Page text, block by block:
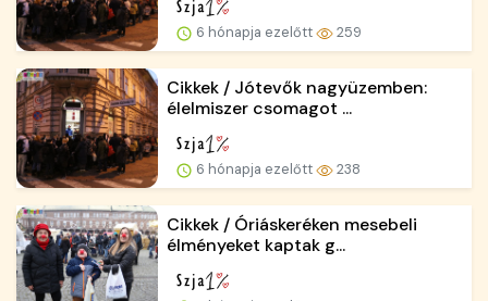
6 hónapja ezelőtt 259
Cikkek / Jótevők nagyüzemben:
élelmiszer csomagot ...
6 hónapja ezelőtt 238
Cikkek / Óriáskeréken mesebeli
élményeket kaptak g...